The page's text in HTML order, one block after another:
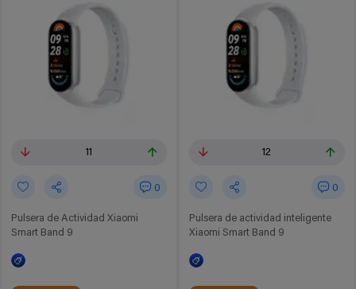
11
0
Pulsera de Actividad Xiaomi
Smart Band 9
12
0
Pulsera de actividad inteligente
Xiaomi Smart Band 9